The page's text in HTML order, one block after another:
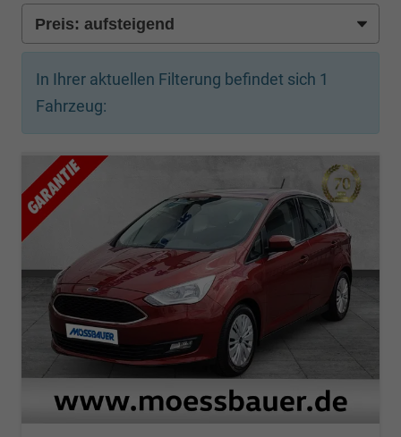
In Ihrer aktuellen Filterung befindet sich 1
Fahrzeug: